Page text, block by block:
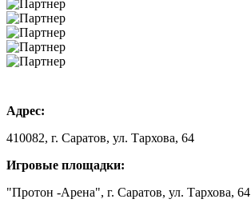
Адрес:
410082, г. Саратов, ул. Тархова, 64
Игровые площадки:
"Протон -Арена", г. Саратов, ул. Тархова, 64